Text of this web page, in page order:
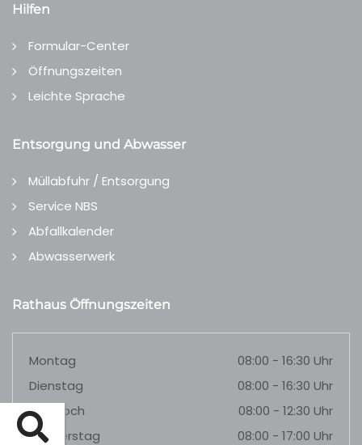
Hilfen
Formular-Center
Öffnungszeiten
Leichte Sprache
Entsorgung und Abwasser
Müllabfuhr / Entsorgung
Service NBS
Abfallkalender
Abwasserwerk
Rathaus Öffnungszeiten
Montag
08:00 - 16:30 Uhr
Dienstag
08:00 - 16:30 Uhr
Mittwoch
08:00 - 12:30 Uhr
Donnerstag
08:00 - 17:00 Uhr